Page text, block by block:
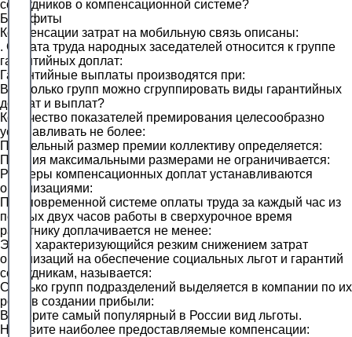
сотрудников о компенсационной системе?
Бенефиты
Компенсации затрат на мобильную связь описаны:
. Оплата труда народных заседателей относится к группе
гарантийных доплат:
Гарантийные выплаты производятся при:
Во сколько групп можно сгруппировать виды гарантийных
доплат и выплат?
Количество показателей премирования целесообразно
устанавливать не более:
Предельный размер премии коллективу определяется:
Премия максимальными размерами не ограничивается:
Размеры компенсационных доплат устанавливаются
организациями:
При повременной системе оплаты труда за каждый час из
первых двух часов работы в сверхурочное время
работнику доплачивается не менее:
Этап, характеризующийся резким снижением затрат
организаций на обеспечение социальных льгот и гарантий
сотрудникам, называется:
Сколько групп подразделений выделяется в компании по их
роли в создании прибыли:
Выберите самый популярный в России вид льготы.
Назовите наиболее предоставляемые компенсации: